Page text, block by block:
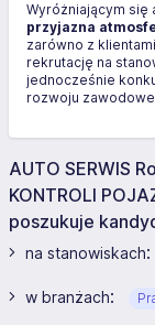
Wyróżniającym się
przyjazna
zarówno z
rekrutację na
jednocześnie
rozwoju
AUTO SERWIS
KONTROLI
poszukuje
na stanowiskach:
w branżach: